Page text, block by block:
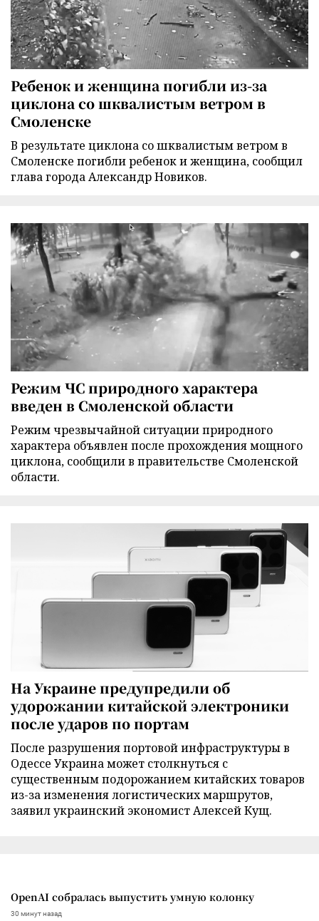
Ребенок и женщина погибли из-за
циклона со шквалистым ветром в
Смоленске
В результате циклона со шквалистым ветром в
Смоленске погибли ребенок и женщина, сообщил
глава города Александр Новиков.
Режим ЧС природного характера
введен в Смоленской области
Режим чрезвычайной ситуации природного
характера объявлен после прохождения мощного
циклона, сообщили в правительстве Смоленской
области.
На Украине предупредили об
удорожании китайской электроники
после ударов по портам
После разрушения портовой инфраструктуры в
Одессе Украина может столкнуться с
существенным подорожанием китайских товаров
из-за изменения логистических маршрутов,
заявил украинский экономист Алексей Кущ.
OpenAI собралась выпустить умную колонку
30 минут назад